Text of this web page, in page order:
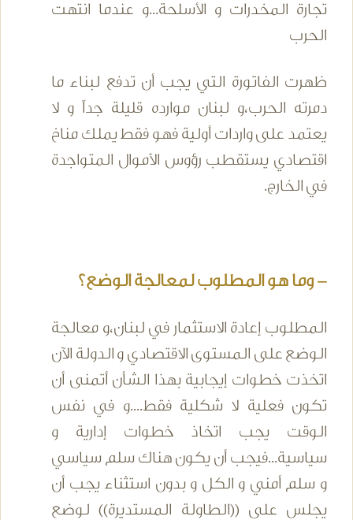
تجارة المخدرات و الأسلحة...و عندما انتهت
الحرب
ظهرت الفاتورة التي يجب أن تدفع لبناء ما
دمرته الحرب،و لبنان موارده قليلة جداً و لا
يعتمد على واردات أولية فهو فقط يملك مناخ
اقتصادي يستقطب رؤوس الأموال المتواجدة
في الخارج.
- وما هو المطلوب لمعالجة الوضع؟
المطلوب إعادة الاستثمار في لبنان،و معالجة
الوضع على المستوى الاقتصادي و الدولة الآن
اتخذت خطوات إيجابية بهذا الشأن أتمنى أن
تكون فعلية لا شكلية فقط....و في نفس
الوقت يجب اتخاذ خطوات إدارية و
سياسية...فيجب أن يكون هناك سلم سياسي
و سلم أمني و الكل و بدون استثناء يجب أن
يجلس على ((الطاولة المستديرة)) لوضع